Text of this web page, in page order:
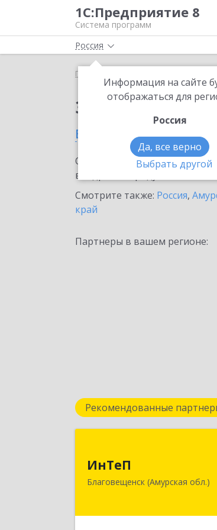
1С:Предприятие 8
Система программ
Россия
Информация на сайте
отображаться для
Россия
Да, все верно
Выбрать другой
Главная
Заказать
в
Ознакомьтесь с
внедрение продукта.
Смотрите также: Россия,
край
Партнеры в вашем регионе:
Рекомендованные
ИнТеП
Благовещенск (Амурская обл.)
г, Горького ул,